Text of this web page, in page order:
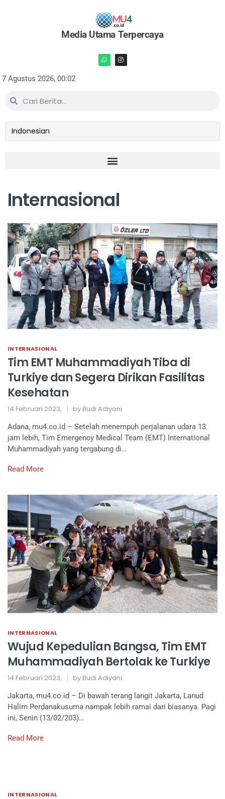
Media Utama Terpercaya
7 Agustus 2026, 00:02
Internasional
INTERNASIONAL
Tim EMT Muhammadiyah Tiba di
Turkiye dan Segera Dirikan Fasilitas
Kesehatan
14 Februari 2023, by Budi Adiyani
Adana, mu4.co.id – Setelah menempuh perjalanan udara 13
jam lebih, Tim Emergency Medical Team (EMT) International
Muhammadiyah yang tergabung di…
Read More
INTERNASIONAL
Wujud Kepedulian Bangsa, Tim EMT
Muhammadiyah Bertolak ke Turkiye
14 Februari 2023, by Budi Adiyani
Jakarta, mu4.co.id – Di bawah terang langit Jakarta, Lanud
Halim Perdanakusuma nampak lebih ramai dari biasanya. Pagi
ini, Senin (13/02/203)…
Read More
INTERNASIONAL